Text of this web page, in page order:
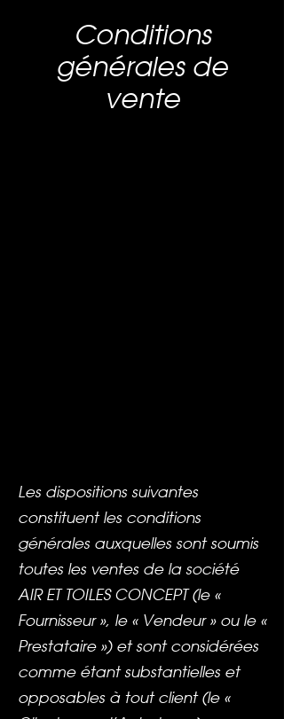
Conditions
générales de
vente
Les dispositions suivantes
constituent les conditions
générales auxquelles sont soumis
toutes les ventes de la société
AIR ET TOILES CONCEPT (le «
Fournisseur », le « Vendeur » ou le «
Prestataire ») et sont considérées
comme étant substantielles et
opposables à tout client (le «